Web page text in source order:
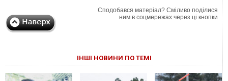
Сподобався матеріал? Сміливо поділися
ним в соцмережах через ці кнопки
ІНШІ НОВИНИ ПО ТЕМІ